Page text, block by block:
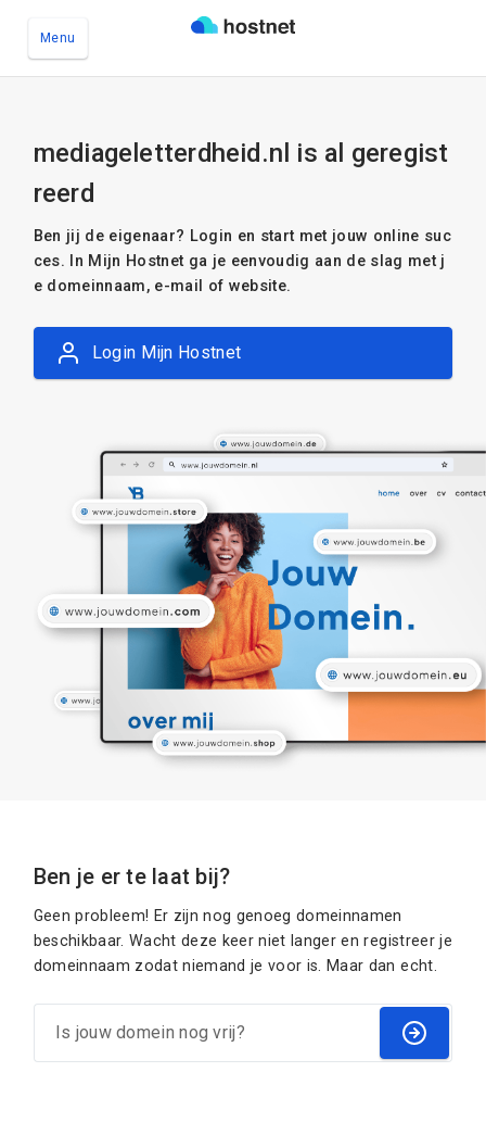
Menu
mediageletterdheid.nl is al geregist
reerd
Ben jij de eigenaar? Login en start met jouw online suc
ces. In Mijn Hostnet ga je eenvoudig aan de slag met j
e domeinnaam, e-mail of website.
Login Mijn Hostnet
Ben je er te laat bij?
Geen probleem! Er zijn nog genoeg domeinnamen
beschikbaar. Wacht deze keer niet langer en registreer je
domeinnaam zodat niemand je voor is. Maar dan echt.